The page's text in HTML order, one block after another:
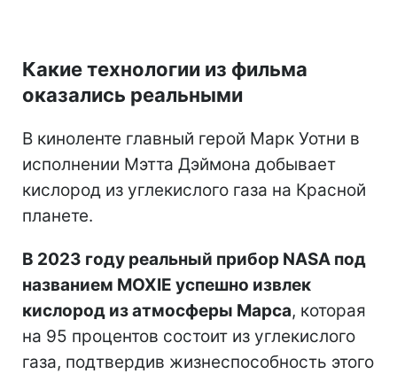
Какие технологии из фильма
оказались реальными
В киноленте главный герой Марк Уотни в
исполнении Мэтта Дэймона добывает
кислород из углекислого газа на Красной
планете.
В 2023 году реальный прибор NASA под
названием MOXIE успешно извлек
кислород из атмосферы Марса, которая
на 95 процентов состоит из углекислого
газа, подтвердив жизнеспособность этого